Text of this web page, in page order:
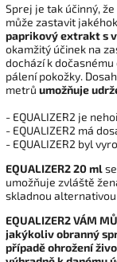
Sprej je tak účinný,
může zastavit
paprikový extrakt s
okamžitý účinek na
dochází k
pálení pokožky.
metrů umožňuje
- EQUALIZER2 je
- EQUALIZER2 má
- EQUALIZER2 byl
EQUALIZER2 20 ml
umožňuje zvláště
skladnou
EQUALIZER2 VÁM
jakýkoliv obranný
případě ohrožení